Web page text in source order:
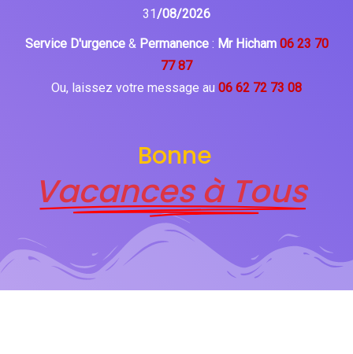
31 /08/2026
Service D'urgence& Permanence: Mr Hicham 06 23 70
77 87
Ou, laissez votre message au 06 62 72 73 08
Bonne
Vacances à Tous